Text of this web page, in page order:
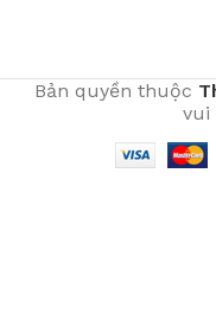
Bản quyền thuộc
vui